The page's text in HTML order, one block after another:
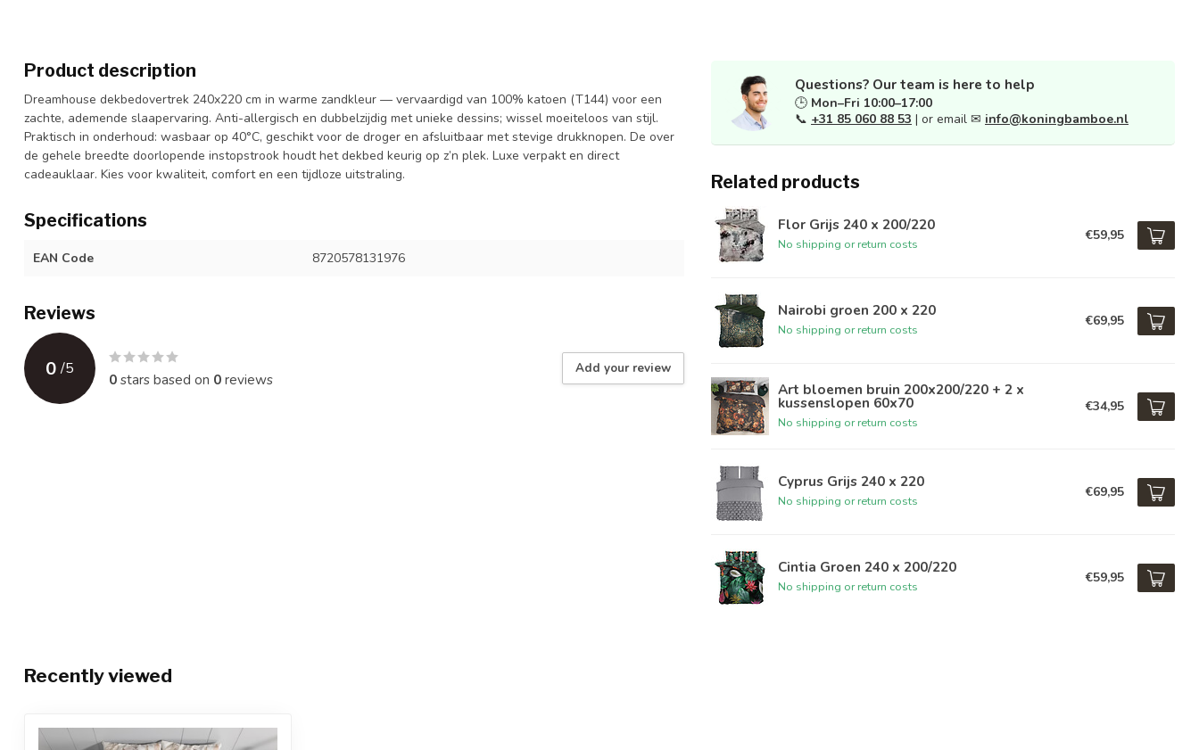
Product description
Dreamhouse dekbedovertrek 240x220 cm in warme zandkleur — vervaardigd van 100% katoen (T144) voor een
zachte, ademende slaapervaring. Anti-allergisch en dubbelzijdig met unieke dessins; wissel moeiteloos van stijl.
Praktisch in onderhoud: wasbaar op 40°C, geschikt voor de droger en afsluitbaar met stevige drukknopen. De over
de gehele breedte doorlopende instopstrook houdt het dekbed keurig op z’n plek. Luxe verpakt en direct
cadeauklaar. Kies voor kwaliteit, comfort en een tijdloze uitstraling.
Specifications
EAN Code 8720578131976
Reviews
0 /5
0stars based on 0reviews
Add your review
Questions? Our team is here to help
🕒 Mon–Fri 10:00–17:00
📞 +31 85 060 88 53 | or email ✉ info@koningbamboe.nl
Related products
Flor Grijs 240 x 200/220
No shipping or return costs
€59,95
Nairobi groen 200 x 220
No shipping or return costs
€69,95
Art bloemen bruin 200x200/220 + 2 x
kussenslopen 60x70
No shipping or return costs
€34,95
Cyprus Grijs 240 x 220
No shipping or return costs
€69,95
Cintia Groen 240 x 200/220
No shipping or return costs
€59,95
Recently viewed